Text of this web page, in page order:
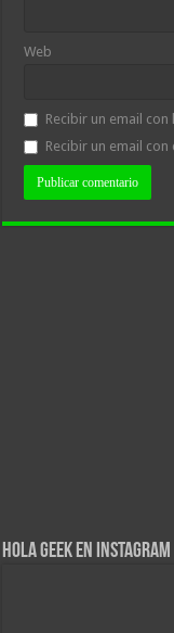
Web
Recibir un email
Recibir un email
Hola Geek en Instagram